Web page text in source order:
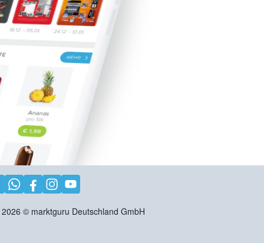
2026 © marktguru Deutschland GmbH